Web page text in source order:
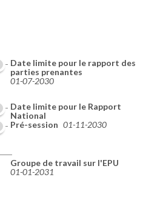
Date limite pour le rapport des
parties prenantes
01-07-2030
Date limite pour le Rapport
National
01-10-2030
Pré-session 01-11-2030
Groupe de travail sur l'EPU
01-01-2031